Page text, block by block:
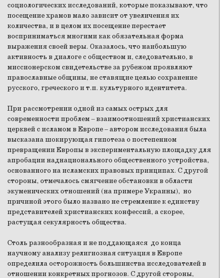
социологических исследований, которые показывают, что
посещение храмов мало зависит от увеличения их
количества, и в целом их посещение перестает
восприниматься многими как обязательная форма
выражения своей веры. Оказалось, что наибольшую
активность в диалоге с обществом и, следовательно, в
миссионерском свидетельстве за рубежом проявляют
православные общины, не ставящие целью сохранение
русского, греческого и т.п. культурного идентитета.
При рассмотрении одной из самых острых для
современности проблем – взаимоотношений христианских
церквей с исламом в Европе – автором исследования была
высказана шокирующая гипотеза о постепенном
превращении Европы в экспериментальную площадку для
апробации наднационального общественного устройства,
основанного на исламских правовых принципах. С другой
стороны, отмечалось смягчение обстановки в области
экуменических отношений (на примере Украины), но
причиной этого было названо не стремление к единству
представителей христианских конфессий, а скорее,
растущая секулярность общества.
Столь разнообразная и не поддающаяся до конца
научному анализу религиозная ситуация в Европе
определила осторожность большинства исследователей в
отношении конкретных прогнозов. С другой стороны,